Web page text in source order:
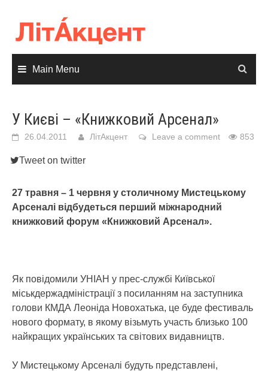
content
Main Menu
У Києві – «Книжковий Арсенал»
26.04.2011 ЛітАкцент Leave a comment 853
Tweet on twitter
27 травня – 1 червня у столичному Мистецькому
Арсеналі відбудеться перший міжнародний
книжковий форум «Книжковий Арсенал».
Як повідомили УНІАН у прес-службі Київської
міськдержадміністрації з посиланням на заступника
голови КМДА Леоніда Новохатька, це буде фестиваль
нового формату, в якому візьмуть участь близько 100
найкращих українських та світових видавництв.
У Мистецькому Арсеналі будуть представлені,